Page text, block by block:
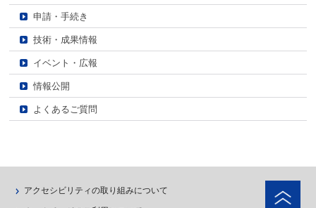
申請・手続き
技術・成果情報
イベント・広報
情報公開
よくあるご質問
アクセシビリティの取り組みについて